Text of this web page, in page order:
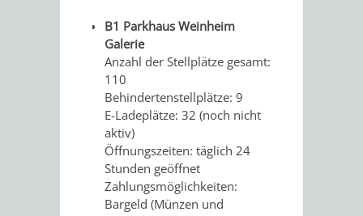
IN
B1 Parkhaus Weinheim
Galerie
Anzahl der Stellplätze gesamt:
110
Behindertenstellplätze: 9
E-Ladeplätze: 32 (noch nicht
aktiv)
Öffnungszeiten: täglich 24
Stunden geöffnet
Zahlungsmöglichkeiten:
Bargeld (Münzen und